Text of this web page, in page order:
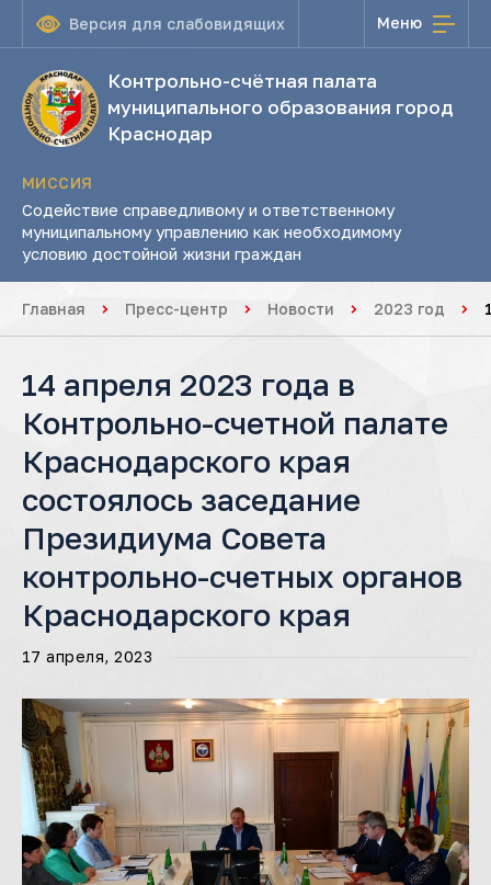
Версия для слабовидящих Меню
Контрольно-счётная палата
муниципального образования город
Краснодар
МИССИЯ
Содействие справедливому и ответственному
муниципальному управлению как необходимому
условию достойной жизни граждан
Главная Пресс-центр Новости 2023 год
14 апреля 2023 года в
Контрольно-счетной палате
Краснодарского края
состоялось заседание
Президиума Совета
контрольно-счетных органов
Краснодарского края
17 апреля, 2023